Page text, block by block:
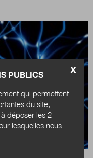
X
PUBLICS
qui permettent
du site,
déposer les 2
lesquelles nous